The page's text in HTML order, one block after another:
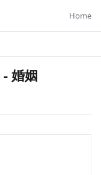
Home
- 婚姻